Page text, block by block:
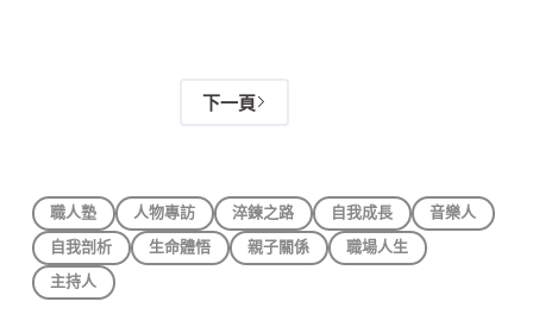
下一頁
職人塾 人物專訪 淬鍊之路 自我成長
音樂人
自我剖析
生命體悟 親子關係
職場人生
主持人